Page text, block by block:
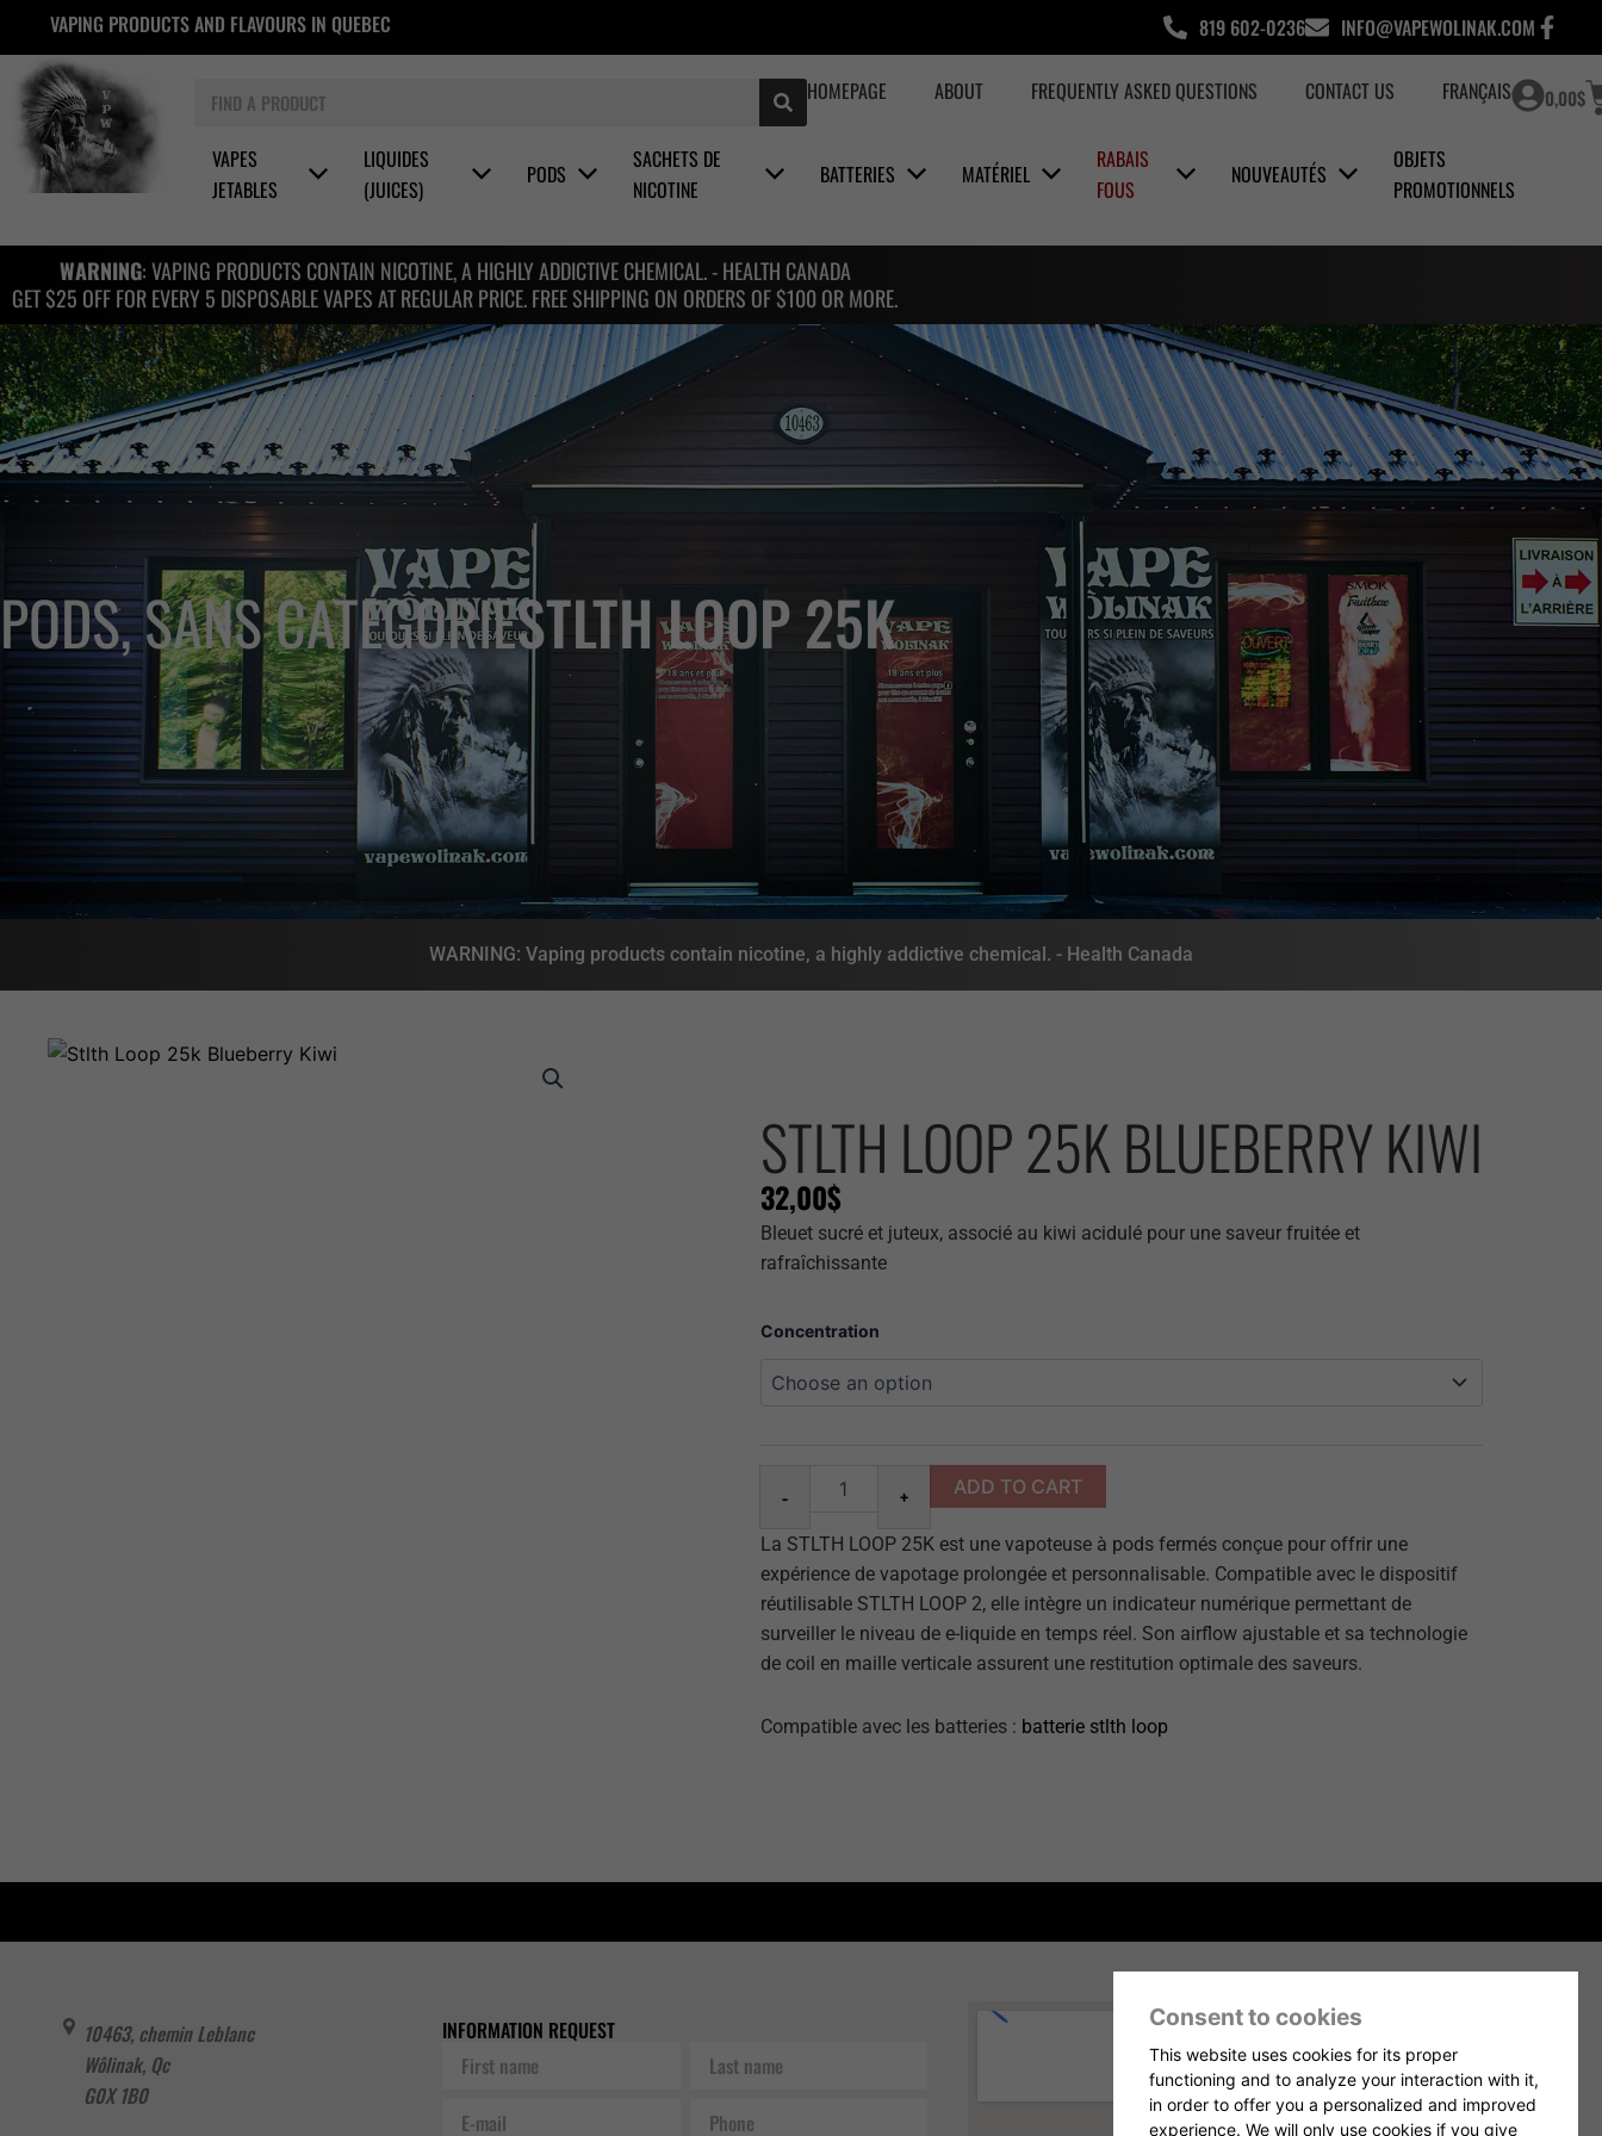
content
VAPING PRODUCTS AND FLAVOURS IN QUEBEC 819 602-0236 INFO@VAPEWOLINAK.COM
HOMEPAGE ABOUT FREQUENTLY ASKED QUESTIONS CONTACT US FRANÇAIS 0,00$
VAPES
JETABLES
LIQUIDES
(JUICES)
PODS
SACHETS DE
NICOTINE
BATTERIES MATÉRIEL
RABAIS
FOUS
NOUVEAUTÉS
OBJETS
PROMOTIONNELS
WARNING: VAPING PRODUCTS CONTAIN NICOTINE, A HIGHLY ADDICTIVE CHEMICAL. - HEALTH CANADA
GET $25 OFF FOR EVERY 5 DISPOSABLE VAPES AT REGULAR PRICE. FREE SHIPPING ON ORDERS OF $100 OR MORE.
PODS,SANS CATÉGORIESTLTH LOOP 25K
WARNING: Vaping products contain nicotine, a highly addictive chemical. - Health Canada
STLTH LOOP 25K BLUEBERRY KIWI
32,00$
Bleuet sucré et juteux, associé au kiwi acidulé pour une saveur fruitée et
rafraîchissante
Concentration
Stlth
Blueberry
- + ADD TO CART
La STLTH LOOP 25K est une vapoteuse à pods fermés conçue pour offrir une
expérience de vapotage prolongée et personnalisable. Compatible avec le dispositif
réutilisable STLTH LOOP 2, elle intègre un indicateur numérique permettant de
surveiller le niveau de e-liquide en temps réel. Son airflow ajustable et sa technologie
de coil en maille verticale assurent une restitution optimale des saveurs.
Compatible avec les batteries : batterie stlth loop
10463, chemin Leblanc
Wôlinak, Qc
G0X 1B0
INFORMATION REQUEST
name
name
Consent to cookies
This website uses cookies for its proper
functioning and to analyze your interaction with it,
in order to offer you a personalized and improved
experience. We will only use cookies if you give